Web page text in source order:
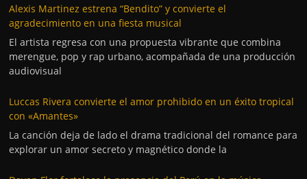
Alexis Martinez estrena “Bendito” y convierte el
agradecimiento en una fiesta musical
El artista regresa con una propuesta vibrante que combina
merengue, pop y rap urbano, acompañada de una producción
audiovisual
Luccas Rivera convierte el amor prohibido en un éxito tropical
con «Amantes»
La canción deja de lado el drama tradicional del romance para
explorar un amor secreto y magnético donde la